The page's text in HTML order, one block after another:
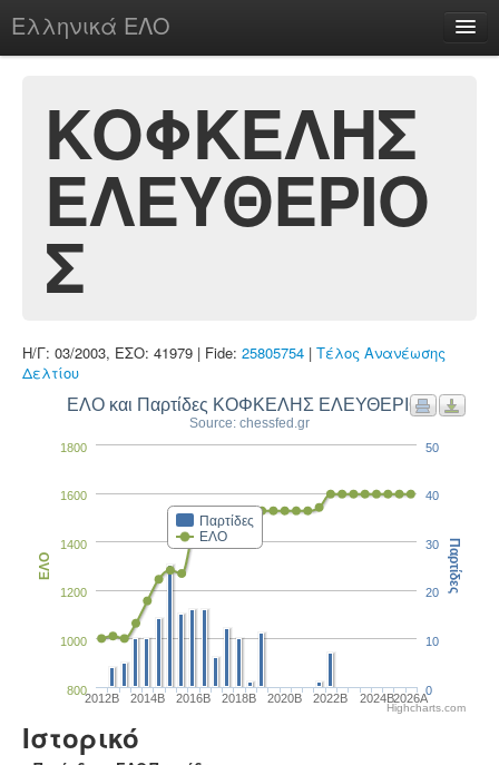
Ελληνικά ΕΛΟ
chesstu.be @ discord
Login
ΚΟΦΚΕΛΗΣ
ΕΛΕΥΘΕΡΙΟ
Σ
Η/Γ: 03/2003, ΕΣΟ: 41979 | Fide: 25805754 | Τέλος Ανανέωσης
Δελτίου
ΕΛΟ και Παρτίδες ΚΟΦΚΕΛΗΣ ΕΛΕΥΘΕΡΙΟΣ
Source: chessfed.gr
Παρτίδες
ΕΛΟ
2012B 2014B 2016B 2018B 2020B 2022B 2024B2026A
800
1000
1200
1400
1600
1800
ΕΛΟ
0
10
20
30
40
50
Παρτίδες
Highcharts.com
Ιστορικό